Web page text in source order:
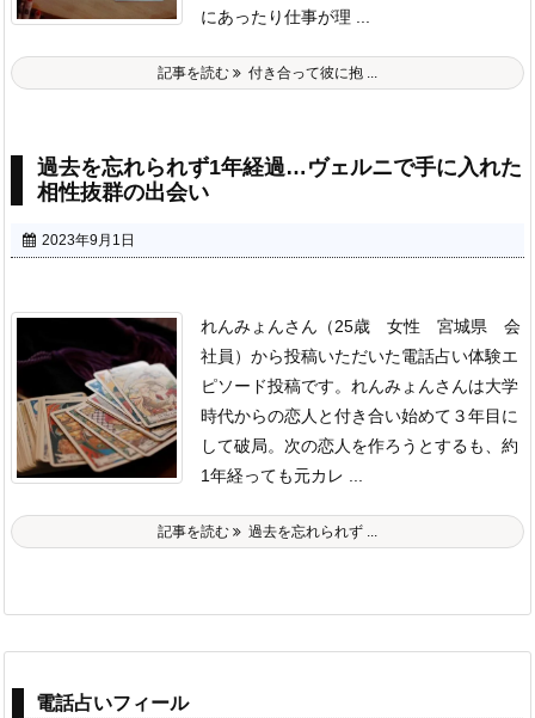
にあったり仕事が理 ...
記事を読む 付き合って彼に抱 ...
過去を忘れられず1年経過…ヴェルニで手に入れた
相性抜群の出会い
2023年9月1日
れんみょんさん（25歳 女性 宮城県 会
社員）から投稿いただいた電話占い体験エ
ピソード投稿です。 れんみょんさんは大学
時代からの恋人と付き合い始めて３年目に
して破局。 次の恋人を作ろうとするも、約
1年経っても元カレ ...
記事を読む 過去を忘れられず ...
電話占いフィール